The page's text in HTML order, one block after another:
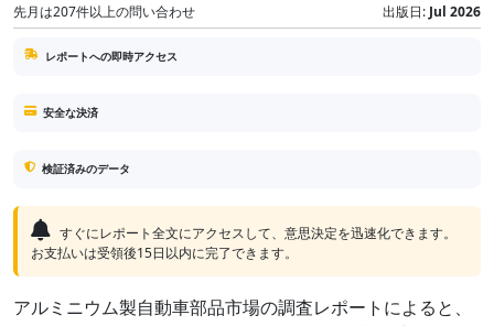
先月は207件以上の問い合わせ 出版日: Jul 2026
レポートへの即時アクセス
安全な決済
検証済みのデータ
すぐにレポート全文にアクセスして、意思決定を迅速化できます。
お支払いは受領後15日以内に完了できます。
アルミニウム製自動車部品市場の調査レポートによると、